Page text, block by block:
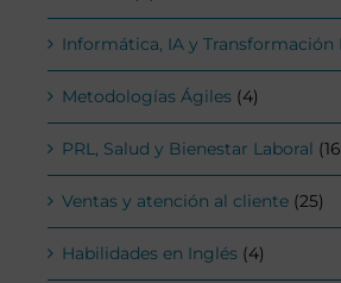
Informática, IA y Transformación
Metodologías Ágiles (4)
PRL, Salud y Bienestar Laboral
Ventas y atención al cliente (25)
Habilidades en Inglés (4)